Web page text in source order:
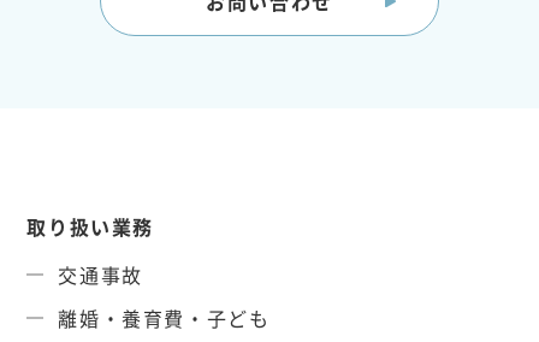
取り扱い業務
交通事故
離婚・養育費・子ども